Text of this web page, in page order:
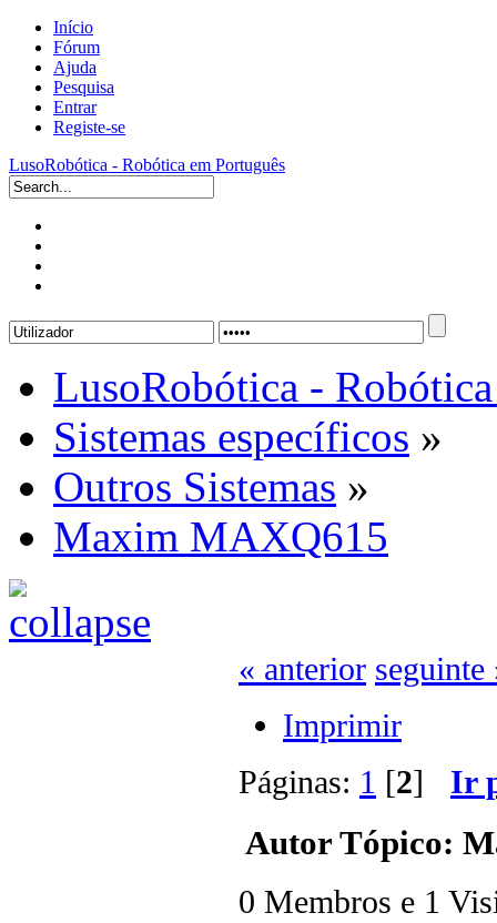
Início
Fórum
Ajuda
Pesquisa
Entrar
Registe-se
LusoRobótica - Robótica em Português
LusoRobótica -
Sistemas específicos »
Outros Sistemas »
Maxim MAXQ615
« anterior seguinte
Imprimir
Páginas: 1 [2] Ir
AutorTópico:
0 Membros e 1